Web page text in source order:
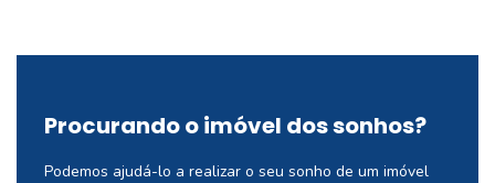
Procurando o imóvel dos sonhos?
Podemos ajudá-lo a realizar o seu sonho de um imóvel